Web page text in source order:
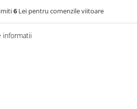
6 Lei pentru comenzile viitoare
informatii